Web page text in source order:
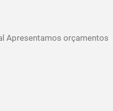
Apresentamos orçamentos